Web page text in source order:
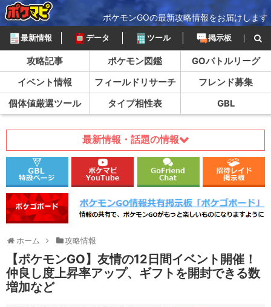
ポケモンGOの最新攻略情報をお届けします
最新情報 データ ツール 掲示板
攻略記事 ポケモン図鑑
GOバトルリーグ
イベント情報
フィールドリサーチ
フレンド募集
個体値厳選ツール
タイプ相性表 GBL
最新情報・話題の情報
ホーム 攻略情報
【ポケモンGO】友情の12日間イベント開催！
仲良し度上昇率アップ、ギフトを開封できる数
増加など